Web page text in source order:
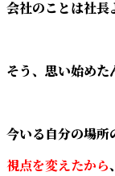
会社のことは社長
そう、思い始めた
今いる自分の場所
視点を変えたから